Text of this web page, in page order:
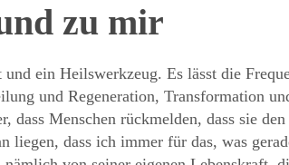
zu mir
ein Heilswerkzeug. Es lässt die
und Regeneration, Transformation
dass Menschen rückmelden, dass sie
liegen, dass ich immer für das, was